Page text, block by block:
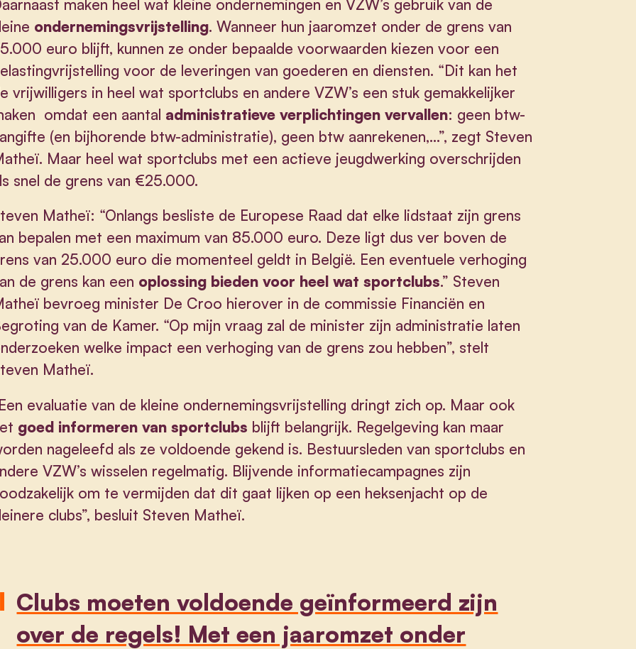
maken heel wat kleine ondernemingen en VZW’s gebruik van de
ondernemingsvrijstelling. Wanneer hun jaaromzet onder de grens van
euro blijft, kunnen ze onder bepaalde voorwaarden kiezen voor een
voor de leveringen van goederen en diensten. “Dit kan het
vrijwilligers in heel wat sportclubs en andere VZW’s een stuk gemakkelijker
omdat een aantal administratieve verplichtingen vervallen: geen btw-
(en bijhorende btw-administratie), geen btw aanrekenen,…”, zegt Steven
Maar heel wat sportclubs met een actieve jeugdwerking overschrijden
snel de grens van €25.000.
Matheï: “Onlangs besliste de Europese Raad dat elke lidstaat zijn grens
bepalen met een maximum van 85.000 euro. Deze ligt dus ver boven de
van 25.000 euro die momenteel geldt in België. Een eventuele verhoging
de grens kan een oplossing bieden voor heel wat sportclubs.” Steven
bevroeg minister De Croo hierover in de commissie Financiën en
van de Kamer. “Op mijn vraag zal de minister zijn administratie laten
welke impact een verhoging van de grens zou hebben”, stelt
Matheï.
evaluatie van de kleine ondernemingsvrijstelling dringt zich op. Maar ook
goed informeren van sportclubs blijft belangrijk. Regelgeving kan maar
nageleefd als ze voldoende gekend is. Bestuursleden van sportclubs en
VZW’s wisselen regelmatig. Blijvende informatiecampagnes zijn
om te vermijden dat dit gaat lijken op een heksenjacht op de
clubs”, besluit Steven Matheï.
Clubs moeten voldoende geïnformeerd zijn
over de regels! Met een jaaromzet onder